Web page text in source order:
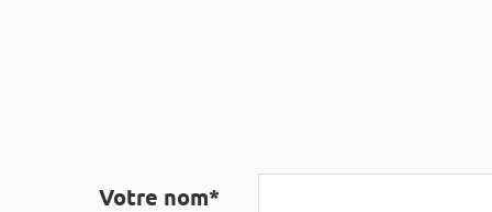
Votre nom*